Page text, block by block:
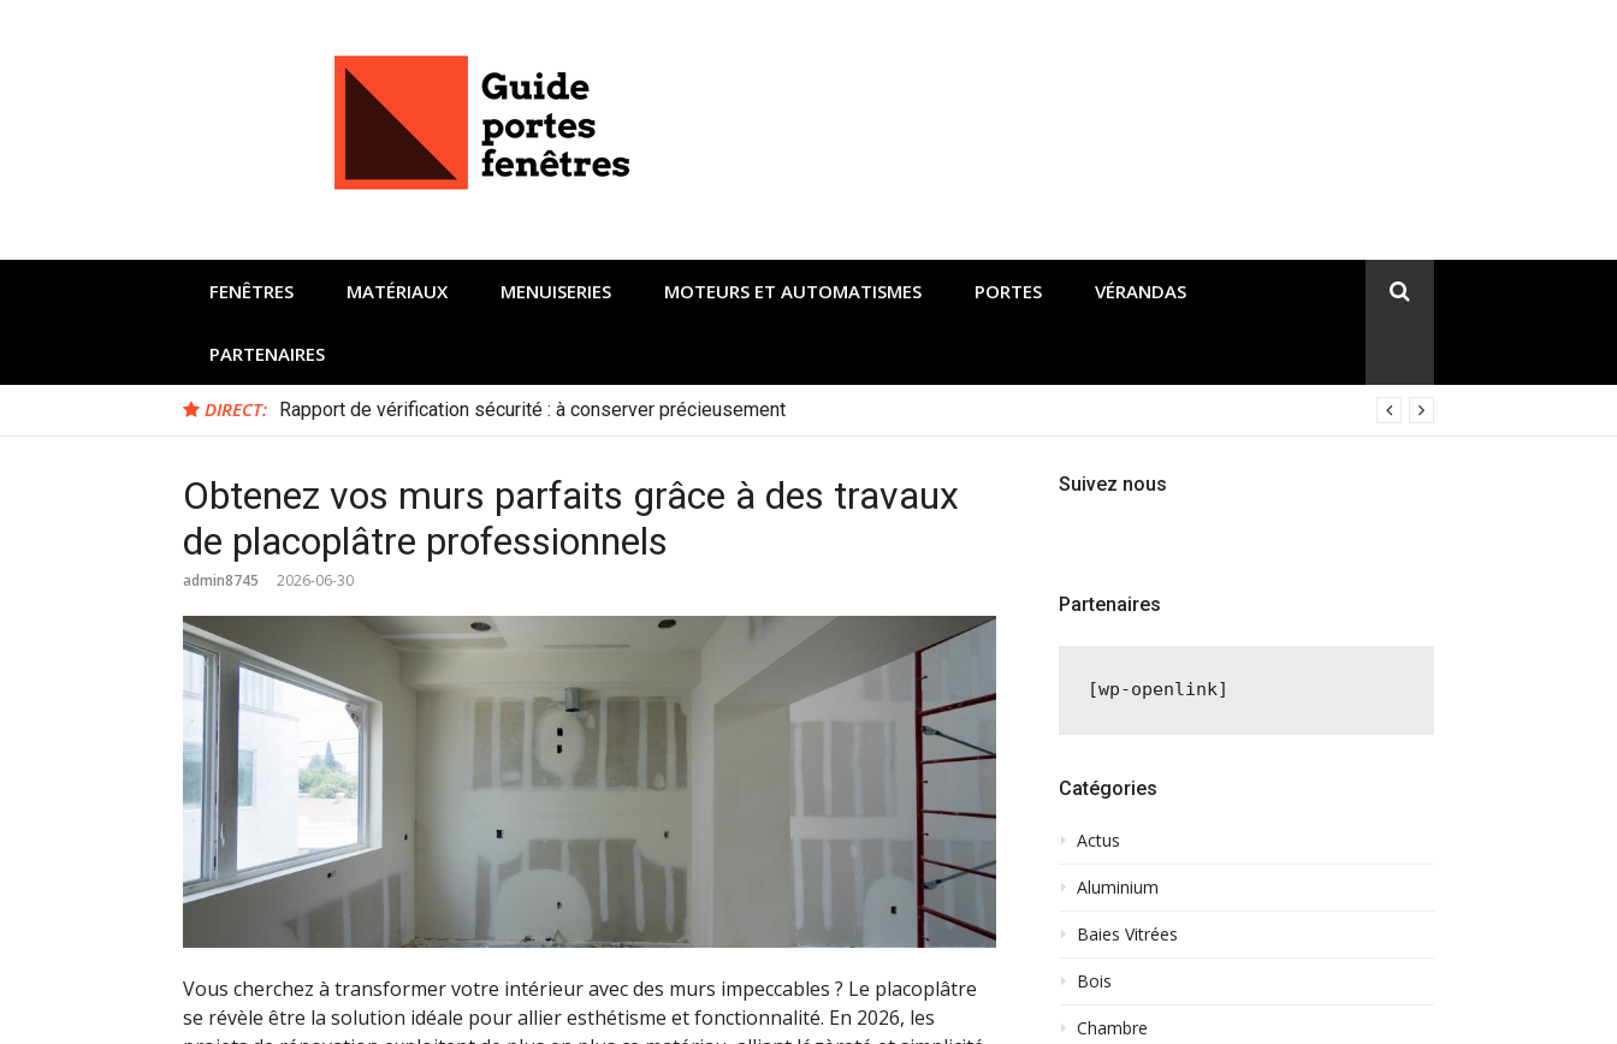
FENÊTRES MATÉRIAUX MENUISERIES MOTEURS ET AUTOMATISMES PORTES VÉRANDAS
PARTENAIRES
DIRECT: Rapport de vérification sécurité : à conserver précieusement
Obtenez vos murs parfaits grâce à des travaux
de placoplâtre professionnels
admin8745 2026-06-30
Vous cherchez à transformer votre intérieur avec des murs impeccables ? Le placoplâtre
se révèle être la solution idéale pour allier esthétisme et fonctionnalité. En 2026, les
Suivez nous
Partenaires
[wp-openlink]
Catégories
Actus
Aluminium
Baies Vitrées
Bois
Chambre